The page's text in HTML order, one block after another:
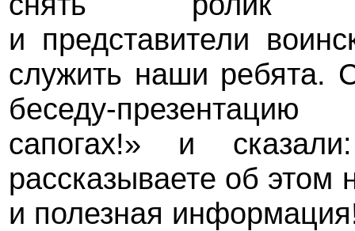
и представители
служить наши ребята.
беседу-
сапогах!» и
рассказываете об
и полезная